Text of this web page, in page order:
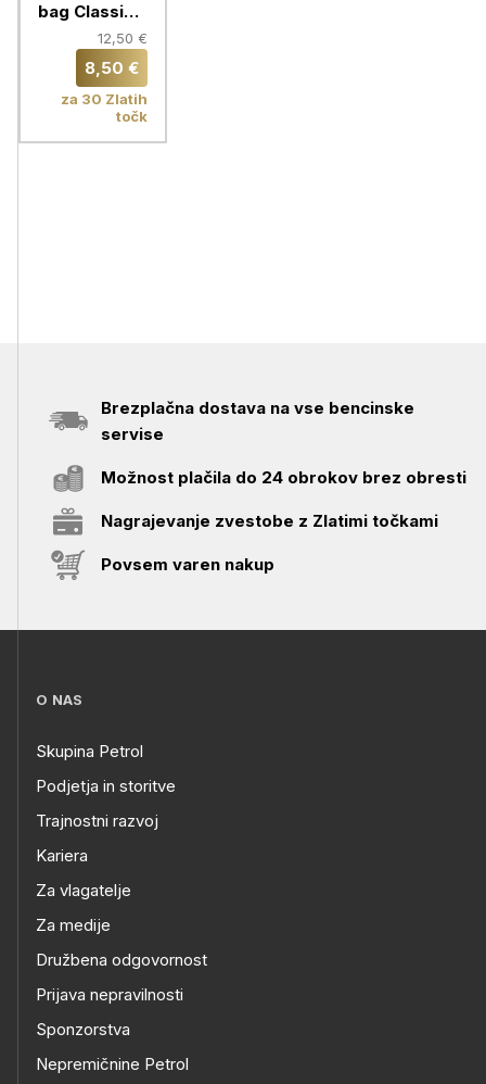
bag Classic
Performance,
E201S,
Electrolux,
4/1
12,50 €
8,50 €
za 30 Zlatih
točk
Brezplačna dostava na vse bencinske
servise
Možnost plačila do 24 obrokov brez obresti
Nagrajevanje zvestobe z Zlatimi točkami
Povsem varen nakup
O NAS
Skupina Petrol
Podjetja in storitve
Trajnostni razvoj
Kariera
Za vlagatelje
Za medije
Družbena odgovornost
Prijava nepravilnosti
Sponzorstva
Nepremičnine Petrol